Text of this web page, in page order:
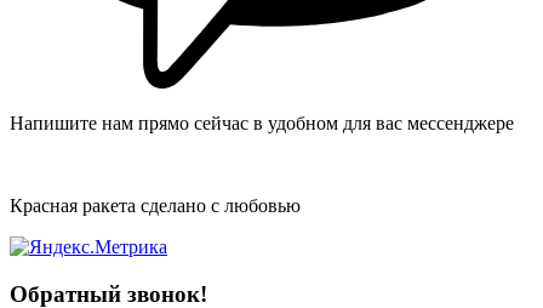
Напишите нам прямо сейчас в удобном для вас мессенджере
Красная ракета сделано с любовью
Обратный звонок!